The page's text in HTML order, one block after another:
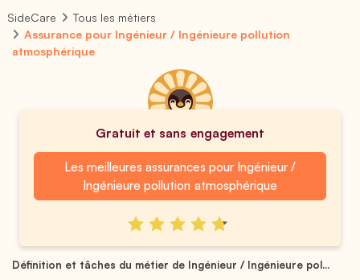
SideCare
Tous les métiers
Assurance pour Ingénieur / Ingénieure pollution
atmosphérique
Gratuit et sans engagement
Les meilleures assurances pour Ingénieur /
Ingénieure pollution atmosphérique
Définition et tâches du métier de Ingénieur / Ingénieure pol...